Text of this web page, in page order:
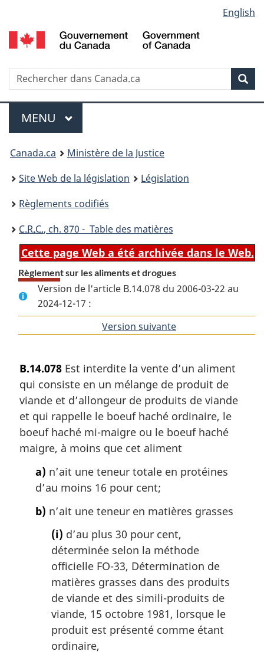
au
contenu
propos
de
la
HTML
simplifiée
selection
English
Recherche
Menu
MENU PRINCIPAL
You
are
here:
Canada.ca
Ministère de la Justice
Site Web de la législation
Législation
Règlements codifiés
C.R.C., ch. 870 - Table des matières
Cette page Web a été archivée dans le Web.
Règlement sur les aliments et drogues
Version de l'article B.14.078 du 2006-03-22 au
2024-12-17 :
Version suivante
B.14.078 Est interdite la vente d’un aliment
qui consiste en un mélange de produit de
viande et d’allongeur de produits de viande
et qui rappelle le boeuf haché ordinaire, le
boeuf haché mi-maigre ou le boeuf haché
maigre, à moins que cet aliment
a) n’ait une teneur totale en protéines
d’au moins 16 pour cent;
b) n’ait une teneur en matières grasses
(i) d’au plus 30 pour cent,
déterminée selon la méthode
officielle FO-33, Détermination de
matières grasses dans des produits
de viande et des simili-produits de
viande, 15 octobre 1981, lorsque le
produit est présenté comme étant
ordinaire,